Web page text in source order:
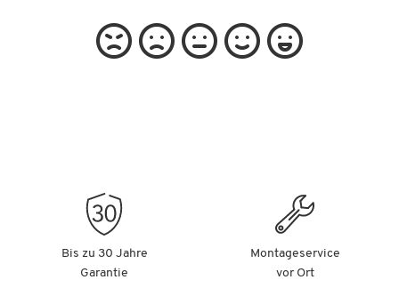
Bis zu 30 Jahre
Garantie
Montageservice
vor Ort